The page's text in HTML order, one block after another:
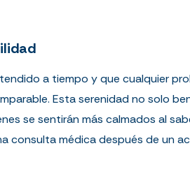
a tiempo y que cualquier
Esta serenidad no solo
se sentirán más calmados al
consulta médica después de un